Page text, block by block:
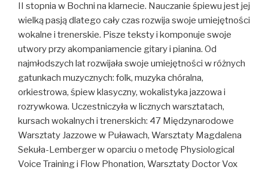
II stopnia w Bochni na klarnecie. Nauczanie śpiewu jest jej
wielką pasją dlatego cały czas rozwija swoje umiejętności
wokalne i trenerskie. Pisze teksty i komponuje swoje
utwory przy akompaniamencie gitary i pianina. Od
najmłodszych lat rozwijała swoje umiejętności w różnych
gatunkach muzycznych: folk, muzyka chóralna,
orkiestrowa, śpiew klasyczny, wokalistyka jazzowa i
rozrywkowa. Uczestniczyła w licznych warsztatach,
kursach wokalnych i trenerskich: 47 Międzynarodowe
Warsztaty Jazzowe w Puławach, Warsztaty Magdalena
Sekuła-Lemberger w oparciu o metodę Physiological
Voice Training i Flow Phonation, Warsztaty Doctor Vox